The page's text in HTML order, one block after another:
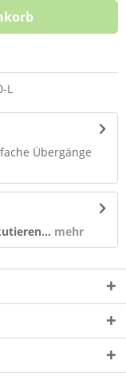
L
Übergänge
mehr